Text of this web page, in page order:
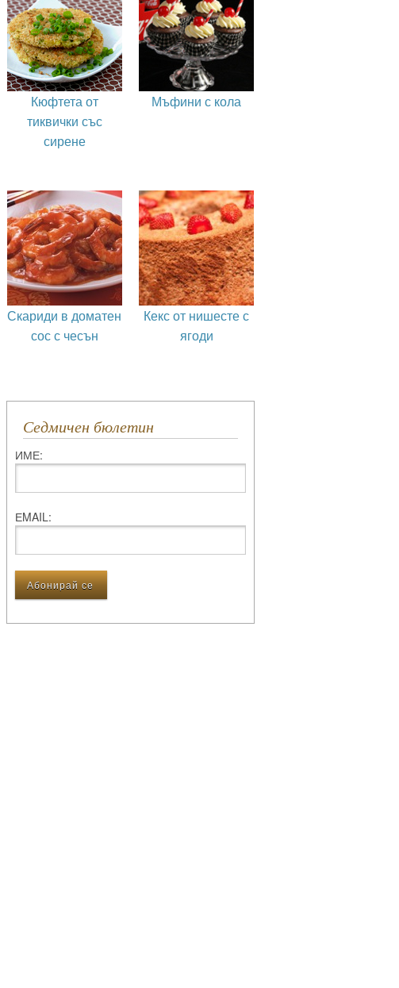
Кюфтета от
тиквички със
сирене
Мъфини с кола
Скариди в доматен
сос с чесън
Кекс от нишесте с
ягоди
Седмичен бюлетин
ИМЕ:
ЕMAIL: